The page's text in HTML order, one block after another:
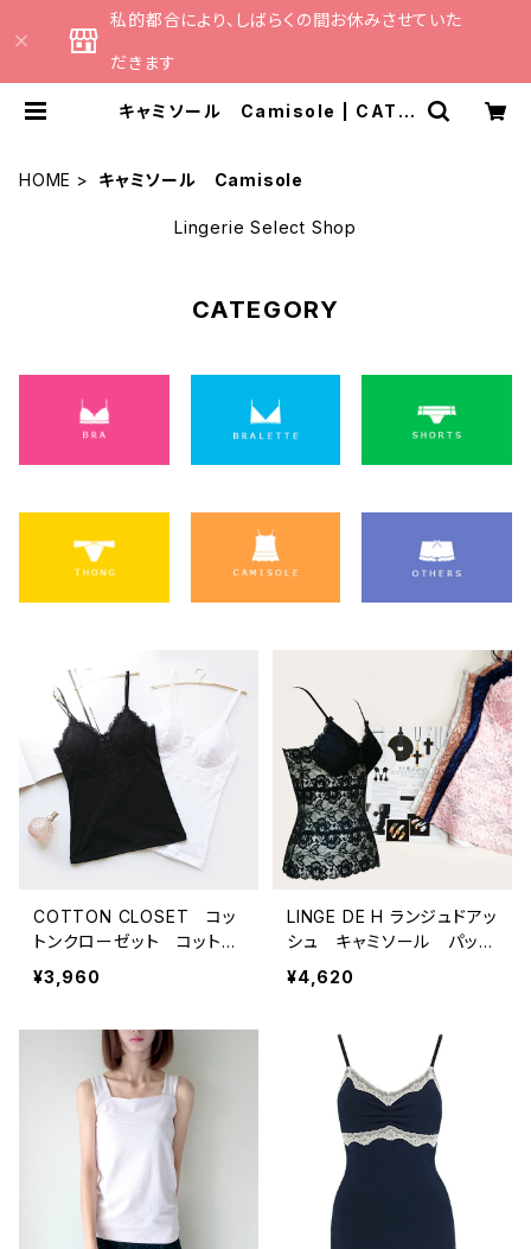
私的都合により、しばらくの間お休みさせていた
だきます
キャミソール Camisole | CATH
HOME
キャミソール Camisole
Lingerie Select Shop
CATEGORY
COTTON CLOSET コッ
トンクローゼット コットン1
00％ パット付きキャミソ
ール 綿100％（ブラック／
感肌 ノンワイヤー 送料
¥3,960
LINGE DE H ランジュドアッ
シュ キャミソール パット
付きキャミソール パット付
きキャミ カップ付きキャミ
キャミブラ 美胸（全5色）
¥4,620